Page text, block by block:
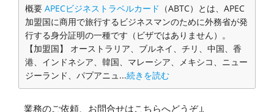
概要 APECビジネストラベルカード （ABTC）とは、APEC
加盟国に商用で旅行するビジネスマンのために外務省が発
行する身分証明の一種です（ビザではありません）。
【加盟国】 オーストラリア、ブルネイ、チリ、中国、香
港、インドネシア、韓国、マレーシア、メキシコ、ニュー
ジーランド、パプアニュ...続きを読む
業務のご依頼、お問合せはこちらへどうぞ↓